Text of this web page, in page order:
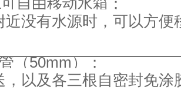
自由移动水箱；
近没有水源时，可以方
（50mm）；
，以及各三根自密封免涂